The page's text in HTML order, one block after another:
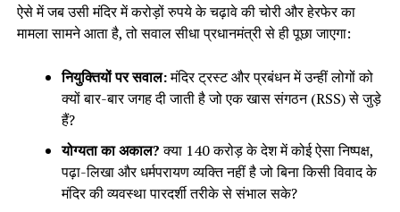
ऐसे में जब उसी मंदिर में करोड़ों रुपये के चढ़ावे की चोरी और हेरफेर का
मामला सामने आता है, तो सवाल सीधा प्रधानमंत्री से ही पूछा जाएगा:
नियुक्तियों पर सवाल:मंदिर ट्रस्ट और प्रबंधन में उन्हीं लोगों को
क्यों बार-बार जगह दी जाती है जो एक खास संगठन (RSS) से जुड़े
हैं?
योग्यता का अकाल?क्या 140 करोड़ के देश में कोई ऐसा निष्पक्ष,
पढ़ा-लिखा और धर्मपरायण व्यक्ति नहीं है जो बिना किसी विवाद के
मंदिर की व्यवस्था पारदर्शी तरीके से संभाल सके?